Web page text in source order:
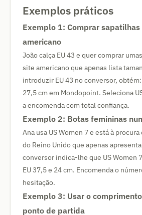
Exemplos práticos
Exemplo 1: Comprar
americano
João calça EU 43 e quer comprar
site americano que apenas lista
introduzir EU 43 no conversor, obtém:
27,5 cm em Mondopoint. Seleciona
a encomenda com total confiança.
Exemplo 2: Botas femininas
Ana usa US Women 7 e está à
do Reino Unido que apenas
conversor indica-lhe que US Women
EU 37,5 e 24 cm. Encomenda o
hesitação.
Exemplo 3: Usar o
ponto de partida